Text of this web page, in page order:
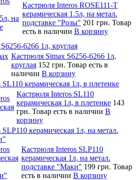
Кастрюля Interos ROSE111-T
керамическая 1.5л, на метал.
подставке "Розы" 201 грн. Товар
есть в наличии В корзину
6266 1л, круглая
Кастрюля Simax S6256-6266 1л,
круглая 152 грн. Товар есть в
наличии В корзину
керамическая 1л, в плетенке
Кастрюля Interos SL110
керамическая 1л, в плетенке 143
грн. Товар есть в наличии В
корзину
керамическая 1л, на метал.
Кастрюля Interos SLP110
керамическая 1л, на метал.
подставке "Маки" 199 грн. Товар
есть в наличии В корзину